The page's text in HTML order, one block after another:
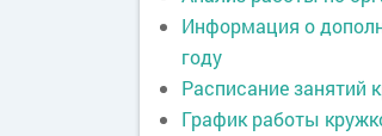
Информация о
году
Расписание занятий
График работы